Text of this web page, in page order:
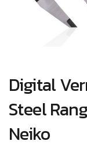
Digital
Steel
Neiko